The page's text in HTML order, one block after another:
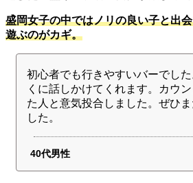
盛岡女子の中ではノリの良い子と出
遊ぶのがカギ。
初心者でも行きやすいバーでし
くに話しかけてくれます。カウ
た人と意気投合しました。ぜひ
した。
40代男性